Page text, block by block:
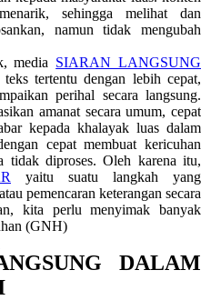
sehingga melihat dan
namun tidak mengubah
media SIARAN LANGSUNG
teks tertentu dengan lebih cepat,
perihal secara langsung.
amanat secara umum, cepat
kepada khalayak luas dalam
cepat membuat kericuhan
tidak diproses. Oleh karena itu,
yaitu suatu langkah yang
pemencaran keterangan secara
kita perlu menyimak banyak
(GNH)
DALAM